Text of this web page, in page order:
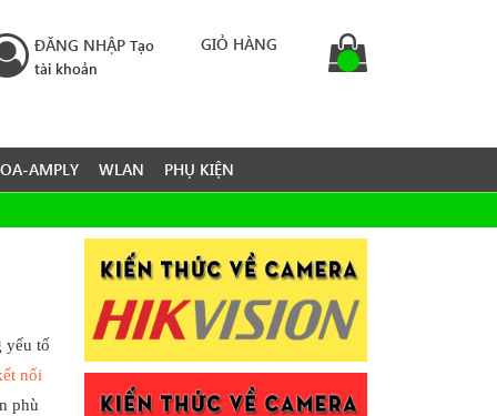
ĐĂNG NHẬP Tạo
tài khoản
GIỎ HÀNG
AMPLY WLAN PHỤ KIỆN
yếu tố
nối
phù